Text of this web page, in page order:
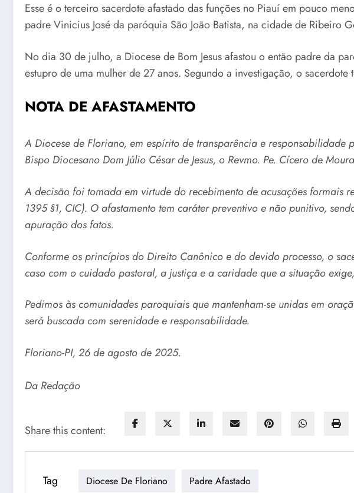
Esse é o terceiro sacerdote afastado das funções no Piauí em pouco
padre Vinicius José da paróquia São João Batista, na cidade de Ribeiro
No dia 30 de julho, a Diocese de Bom Jesus afastou o então padre da
estupro de uma mulher de 27 anos. Segundo a investigação, o
NOTA DE AFASTAMENTO
A Diocese de Floriano, em espírito de transparência e
Bispo Diocesano Dom Júlio César de Jesus, o Revmo. Pe. Cícero de
A decisão foi tomada em virtude do recebimento de acusações formais
1395 §1, CIC). O afastamento tem caráter preventivo e não punitivo,
apuração dos fatos.
Conforme os princípios do Direito Canônico e do devido processo, o
caso com o cuidado pastoral, a justiça e a caridade que a situação
Pedimos às comunidades paroquiais que mantenham-se unidas em
será buscada com serenidade e responsabilidade.
Floriano-PI, 26 de agosto de 2025.
Da Redação
Share this content:
Tag Diocese De Floriano Padre Afastado